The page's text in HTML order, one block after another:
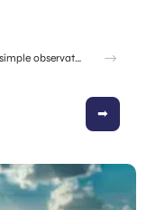
Doukhan David, journaliste engagé ou simple observateur du jeu politique ?